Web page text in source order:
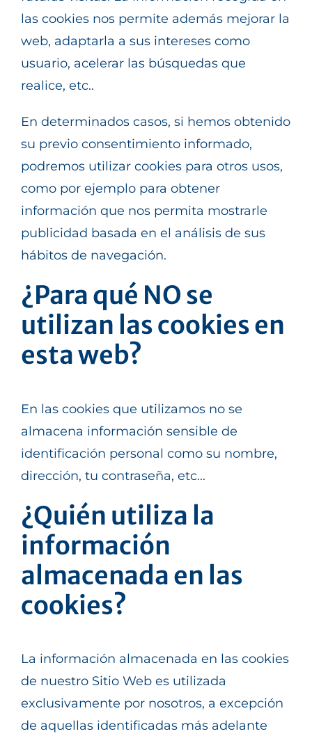
las cookies nos permite además mejorar la
web, adaptarla a sus intereses como
usuario, acelerar las búsquedas que
realice, etc..
En determinados casos, si hemos obtenido
su previo consentimiento informado,
podremos utilizar cookies para otros usos,
como por ejemplo para obtener
información que nos permita mostrarle
publicidad basada en el análisis de sus
hábitos de navegación.
¿Para qué NO se
utilizan las cookies en
esta web?
En las cookies que utilizamos no se
almacena información sensible de
identificación personal como su nombre,
dirección, tu contraseña, etc...
¿Quién utiliza la
información
almacenada en las
cookies?
La información almacenada en las cookies
de nuestro Sitio Web es utilizada
exclusivamente por nosotros, a excepción
de aquellas identificadas más adelante